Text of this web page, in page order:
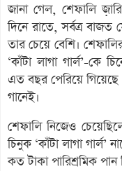
জানা গেল, শেফালি
দিনে রাতে, সর্বত্র
তার চেয়ে বেশি।
‘কাঁটা লাগা গার্ল’-কে
এত বছর পেরিয়ে
গানেই।
শেফালি নিজেও
চিনুক ‘কাঁটা লাগা গার্ল’
কত টাকা পারিশ্রমিক পান